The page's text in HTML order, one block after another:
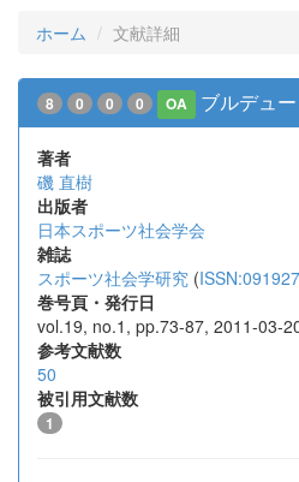
ホーム 文献詳細
8 0 0 0 OA ブルデュ
著者
磯 直樹
出版者
日本スポーツ社会学会
雑誌
スポーツ社会学研究 (
巻号頁・発行日
vol.19, no.1, pp.73-87, 2011-03-
参考文献数
50
被引用文献数
1